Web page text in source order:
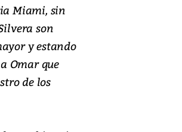
Miami, sin
son
y estando
Omar que
de los